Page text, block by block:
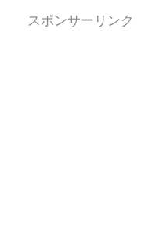
スポンサーリンク